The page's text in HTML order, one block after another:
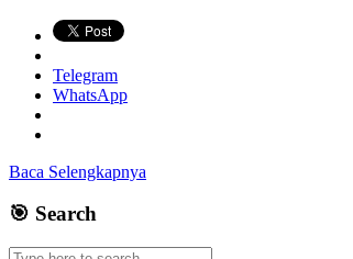
Telegram
WhatsApp
Baca Selengkapnya
🎯 Search